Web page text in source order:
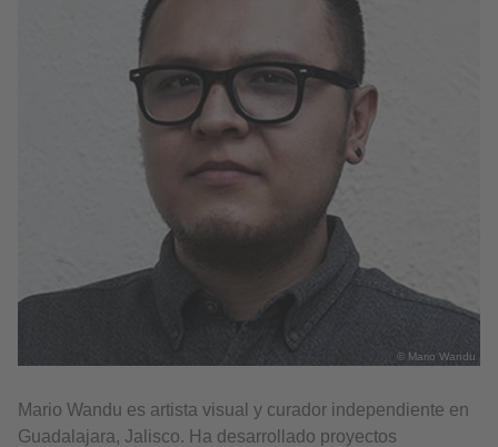
© Mario Wandu
Mario Wandu es artista visual y curador independiente en
Guadalajara, Jalisco. Ha desarrollado proyectos